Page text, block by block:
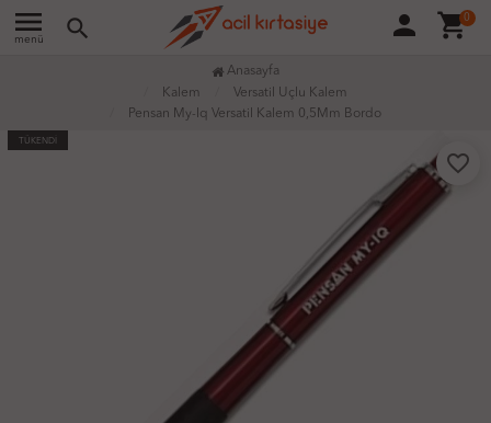
menu
menü search person shopping_cart
0
Anasayfa
Kalem
Versatil Uçlu Kalem
Pensan My-Iq Versatil Kalem 0,5Mm Bordo
TÜKENDİ
favorite_border